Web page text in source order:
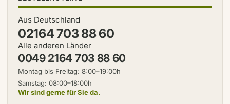
Aus Deutschland
02164 703 88 60
Alle anderen Länder
0049 2164 703 88 60
Montag bis Freitag: 8:00–19:00h
Samstag: 08:00–18:00h
Wir sind gerne für Sie da.